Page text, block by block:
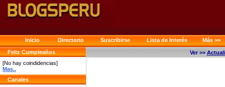
Inicio Directorio Suscribirse Lista de Interés
Más >>
Feliz Cumpleaños
[No hay coindidencias]
Mas..
Canales
Ver >>